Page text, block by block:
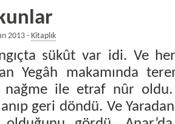
2013 -Kitaplık
sükût var idi. Ve
Yegâh makamında
nağme ile etraf nûr
geri döndü. Ve